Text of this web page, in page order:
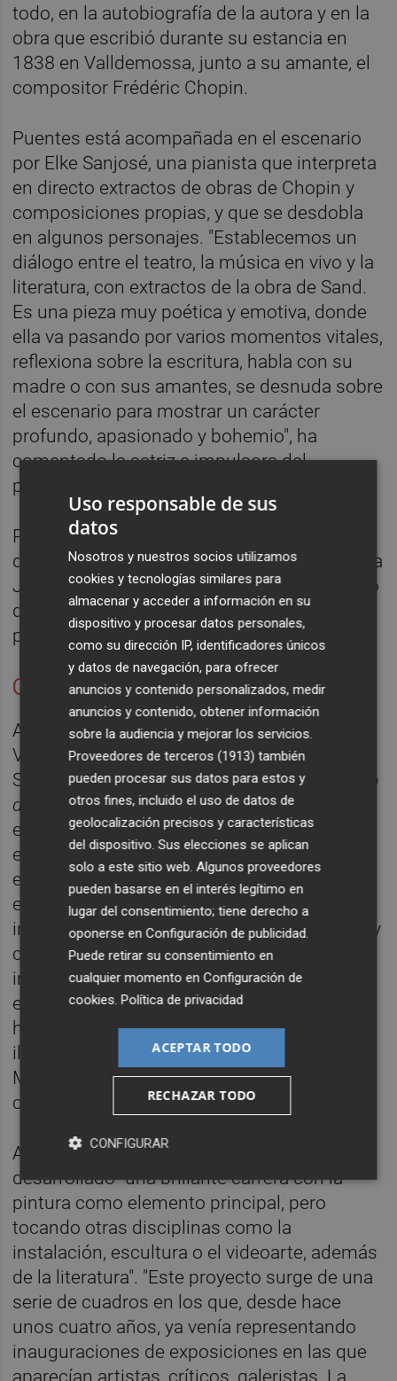
todo, en la autobiografía de la autora y en la
obra que escribió durante su estancia en
1838 en Valldemossa, junto a su amante, el
compositor Frédéric Chopin.
Puentes está acompañada en el escenario
por Elke Sanjosé, una pianista que interpreta
en directo extractos de obras de Chopin y
composiciones propias, y que se desdobla
en algunos personajes. "Establecemos un
diálogo entre el teatro, la música en vivo y la
literatura, con extractos de la obra de Sand.
Es una pieza muy poética y emotiva, donde
ella va pasando por varios momentos vitales,
reflexiona sobre la escritura, habla con su
madre o con sus amantes, se desnuda sobre
el escenario para mostrar un carácter
profundo, apasionado y bohemio", ha
comentado la actriz e impulsora del
proyecto.
Para llevarlo a cabo ha colaborado con el
dramaturgo Camilo Zaffora y con la directora
Jessica Walker "en un largo proceso creativo
de más de un año, entre la documentación
previa, ensayos y puesta en pie".
Gino Rubert
Asimismo, en colaboración con 'Paper
València. Saló d'art i poesia', el 2 de octubre
Sala Russafa estrenará en ValènciaEl mundo
del arte (Una tragicomedia), primera incursión
en el teatro del artista plástico mexicano-
español Gino Rubert quien, además de
escribir esta obra basándose en su propia
experiencia, sube al escenario para
interpretarla. Rubert, afincado en Barcelona y
con una larga trayectoria nacional e
internacional, es "un creador que también se
encuentra en las estanterías de muchos
hogares y bibliotecas gracias a que su obra
ilustra la portada de la saga literaria
Millenium para la edición en castellano y
catalán", ha destacado el espacio cultural.
A lo largo de varias décadas el artista ha
desarrollado "una brillante carrera con la
pintura como elemento principal, pero
tocando otras disciplinas como la
instalación, escultura o el videoarte, además
de la literatura". "Este proyecto surge de una
serie de cuadros en los que, desde hace
unos cuatro años, ya venía representando
inauguraciones de exposiciones en las que
aparecían artistas, críticos, galeristas. La
Uso responsable de sus
datos
Nosotros y nuestros socios utilizamos
cookies y tecnologías similares para
almacenar y acceder a información en su
dispositivo y procesar datos personales,
como su dirección IP, identificadores únicos
y datos de navegación, para ofrecer
anuncios y contenido personalizados, medir
anuncios y contenido, obtener información
sobre la audiencia y mejorar los servicios.
Proveedores de terceros (1913) también
pueden procesar sus datos para estos y
otros fines, incluido el uso de datos de
geolocalización precisos y características
del dispositivo. Sus elecciones se aplican
solo a este sitio web. Algunos proveedores
pueden basarse en el interés legítimo en
lugar del consentimiento; tiene derecho a
oponerse enConfiguración de publicidad.
Puede retirar su consentimiento en
cualquier momento enConfiguración de
cookies.Política de privacidad
ACEPTAR TODO
RECHAZAR TODO
CONFIGURAR